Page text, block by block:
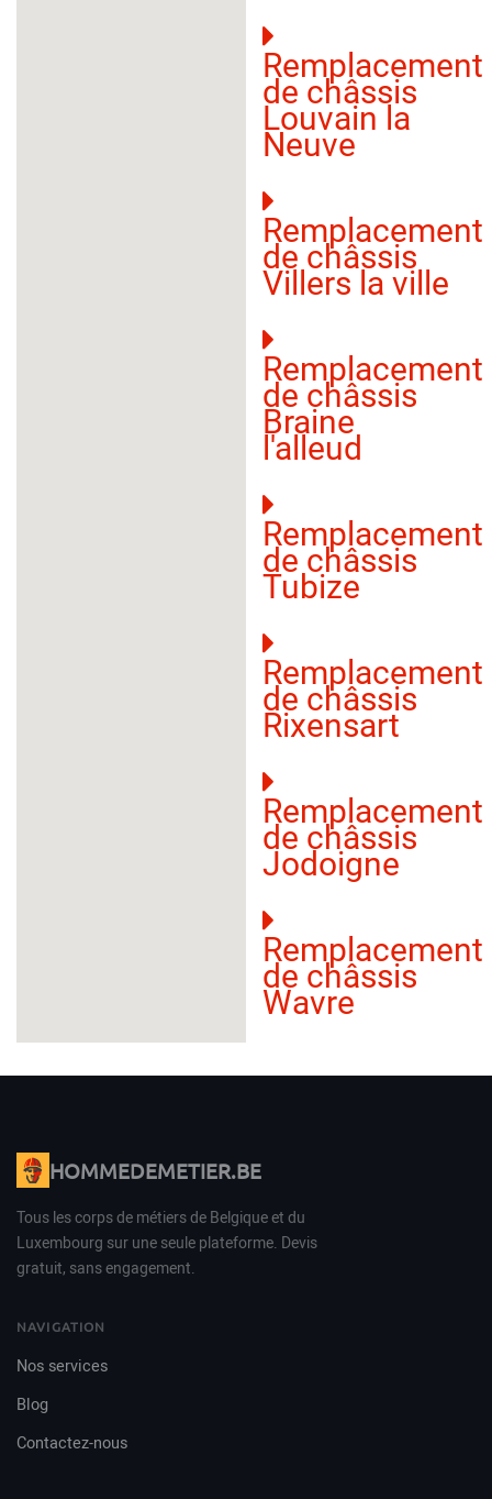
Remplacement
de châssis
Louvain la
Neuve
Remplacement
de châssis
Villers la ville
Remplacement
de châssis
Braine
l'alleud
Remplacement
de châssis
Tubize
Remplacement
de châssis
Rixensart
Remplacement
de châssis
Jodoigne
Remplacement
de châssis
Wavre
HOMMEDEMETIER.BE
Tous les corps de métiers de Belgique et du
Luxembourg sur une seule plateforme. Devis
gratuit, sans engagement.
NAVIGATION
Nos services
Blog
Contactez-nous